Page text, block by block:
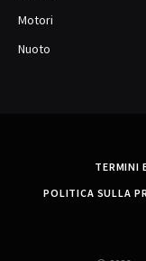
Motori
Nuoto
TERMINI
POLITICA SULLA